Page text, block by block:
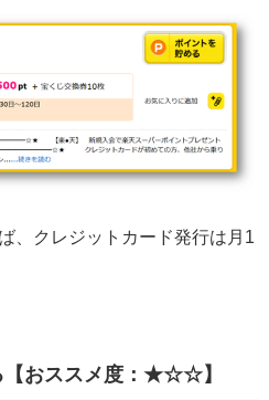
、クレジットカード発行は月1
おススメ度：★☆☆】